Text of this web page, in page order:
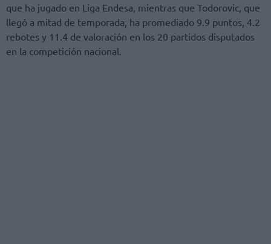
que ha jugado en Liga Endesa, mientras que Todorovic, que
llegó a mitad de temporada, ha promediado 9.9 puntos, 4.2
rebotes y 11.4 de valoración en los 20 partidos disputados
en la competición nacional.